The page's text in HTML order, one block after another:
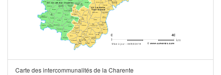
Carte des intercommunalités de la Charente